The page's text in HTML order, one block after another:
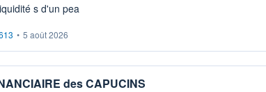
s d'un pea
• 5 août 2026
des CAPUCINS